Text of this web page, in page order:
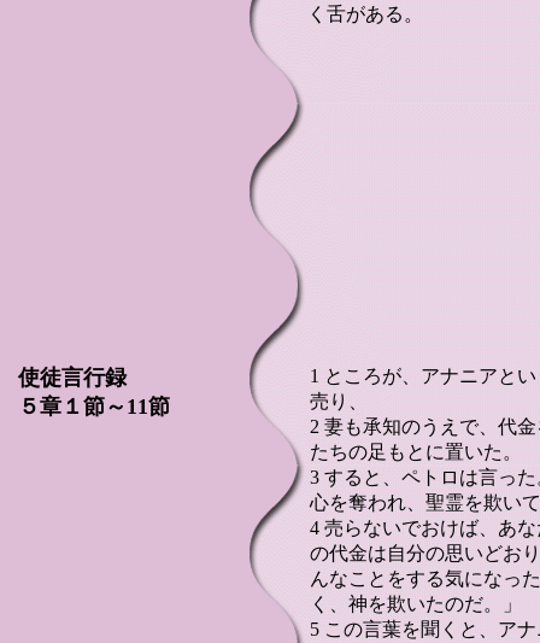
く舌がある。
使徒言行録
５章１節～11節
1 ところが、アナニアと
売り、
2 妻も承知のうえで、代
たちの足もとに置いた。
3 すると、ペトロは言っ
心を奪われ、聖霊を欺い
4 売らないでおけば、あ
の代金は自分の思いどお
んなことをする気になっ
く、神を欺いたのだ。」
5 この言葉を聞くと、ア